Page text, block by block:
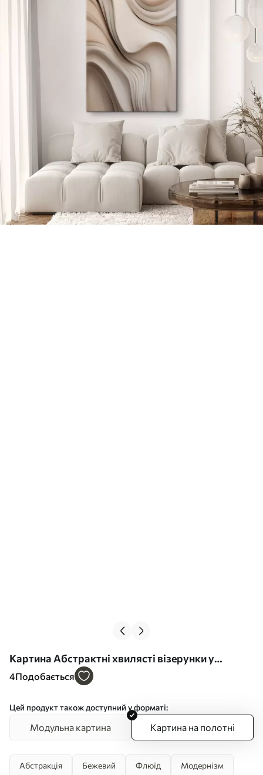
Картина Абстрактні хвилясті візерунки у
кремових та бежевих відтінках з м'якими тінями
4Подобається
Цей продукт також доступний у форматі:
Модульна картина Картина на полотні
Абстракція Бежевий Флюїд Модернізм